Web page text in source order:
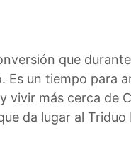
que
Es un tiempo
vivir más cerca de
da lugar al